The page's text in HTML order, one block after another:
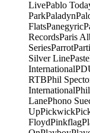
LivePablo
ParkPaladyn
FlatsPanegyric
RecordsParis
SeriesParrot
Silver Line
International
RTBPhil
International
LanePhono
UpPickwick
FloydPinkflag